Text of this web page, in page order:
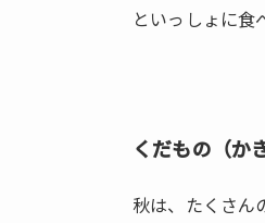
といっしょに食
くだもの（か
秋は、たくさん